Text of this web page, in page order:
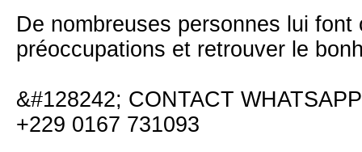
De nombreuses personnes lui
préoccupations et retrouver le
&#128242; CONTACT WHATSAPP
+229 0167 731093